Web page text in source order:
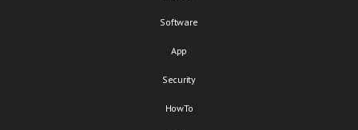
Software
App
Security
HowTo